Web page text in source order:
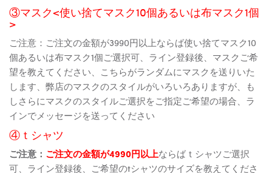
③マスク<使い捨てマスク10個あるいは布マスク1個
>
ご注意：ご注文の金額が3990円以上ならば使い捨てマスク10
個あるいは布マスク1個ご選択可、ライン登録後、マスクご希
望を教えてください、こちらがランダムにマスクを送りいた
します、弊店のマスクのスタイルがいろいろありますが、も
しさらにマスクのスタイルご選択をご指定ご希望の場合、ラ
インでメッセージを送ってください
④ｔシャツ
ご注意： ご注文の金額が4990円以上ならばｔシャツご選択
可、ライン登録後、ご希望のtシャツのサイズを教えてくださ